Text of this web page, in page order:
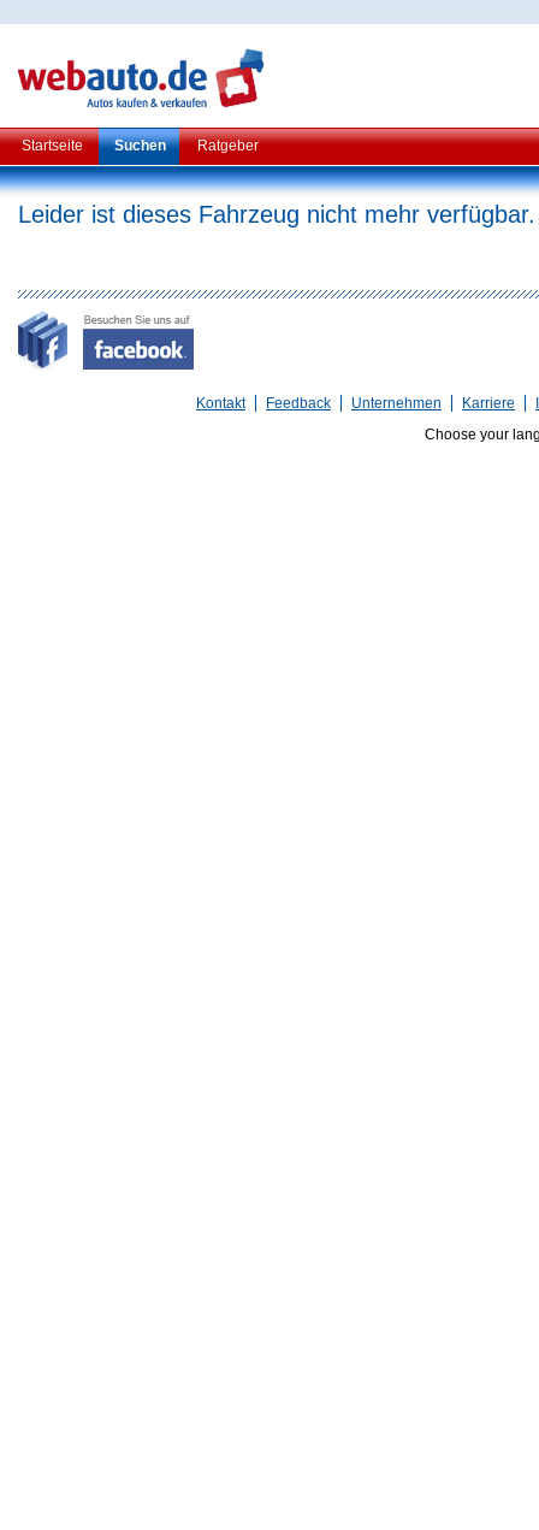
Startseite Suchen Ratgeber
Leider ist dieses Fahrzeug nicht mehr verfügbar.
Kontakt Feedback Unternehmen Karriere
Choose your